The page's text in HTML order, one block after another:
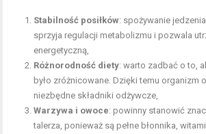
Stabilność posiłków: spożywanie
sprzyja regulacji metabolizmu i pozwala
energetyczną,
Różnorodność diety: warto zadbać o to,
było zróżnicowane. Dzięki temu organizm
niezbędne składniki odżywcze,
Warzywa i owoce: powinny stanowić
talerza, ponieważ są pełne błonnika,